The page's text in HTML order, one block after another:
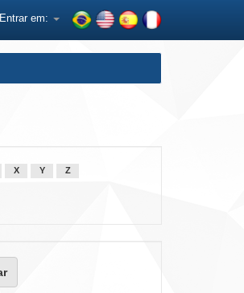
Entrar em:
X Y Z